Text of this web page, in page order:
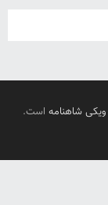
ویکی شاهنامه است.